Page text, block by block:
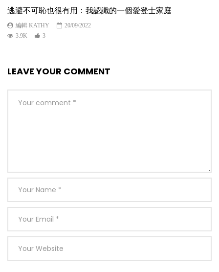
逃避不可恥也很有用：我認識的一個愛登士家庭
編輯 KATHY
20/09/2022
3.9K
3
LEAVE YOUR COMMENT